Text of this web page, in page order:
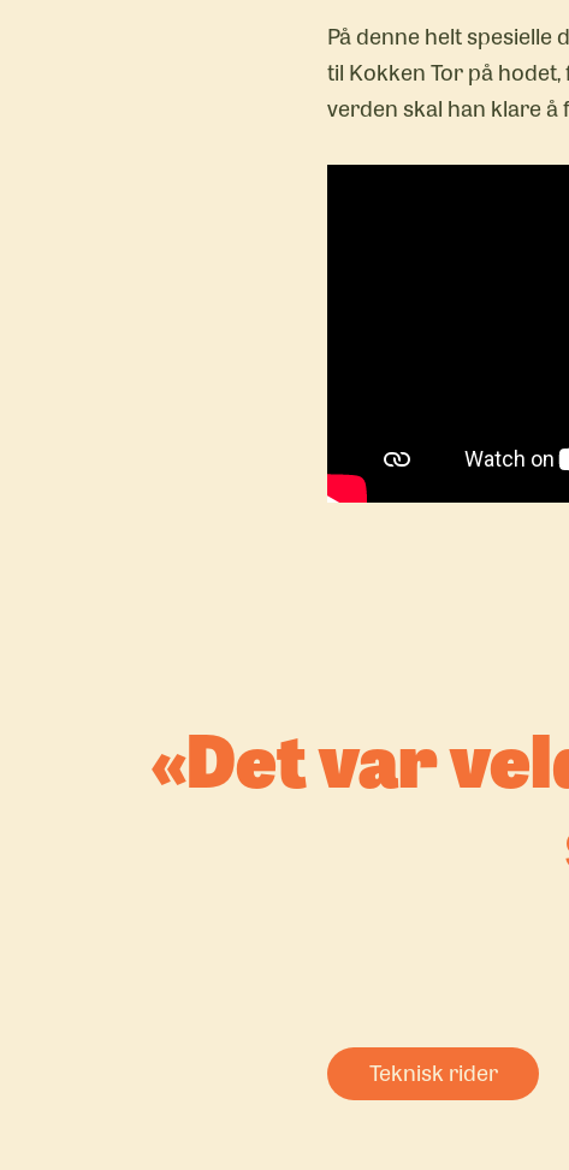
På denne helt spesielle
til Kokken Tor på
verden skal han klare
Det var
Teknisk rider